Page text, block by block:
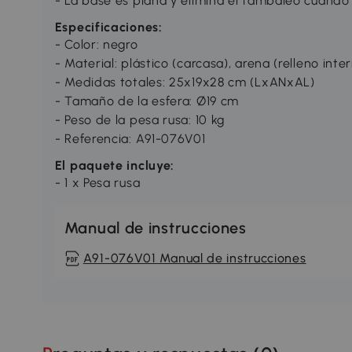
Especificaciones:
- Color: negro
- Material: plástico (carcasa), arena (relleno
- Medidas totales: 25x19x28 cm (LxANxAL)
- Tamaño de la esfera: Ø19 cm
- Peso de la pesa rusa: 10 kg
- Referencia: A91-076V01
El paquete incluye:
- 1 x Pesa rusa
Manual de instrucciones
A91-076V01 Manual de instrucciones